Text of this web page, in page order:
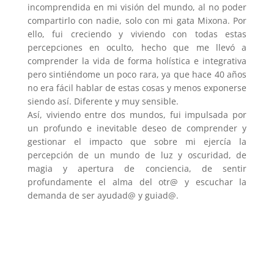
incomprendida en mi visión del mundo, al no poder
compartirlo con nadie, solo con mi gata Mixona. Por
ello, fui creciendo y viviendo con todas estas
percepciones en oculto, hecho que me llevó a
comprender la vida de forma holística e integrativa
pero sintiéndome un poco rara, ya que hace 40 años
no era fácil hablar de estas cosas y menos exponerse
siendo así. Diferente y muy sensible.
Así, viviendo entre dos mundos, fui impulsada por
un profundo e inevitable deseo de comprender y
gestionar el impacto que sobre mi ejercía la
percepción de un mundo de luz y oscuridad, de
magia y apertura de conciencia, de sentir
profundamente el alma del otr@ y escuchar la
demanda de ser ayudad@ y guiad@.